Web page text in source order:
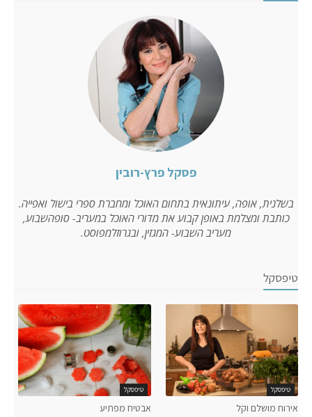
פסקל פרץ-רובין
בשלנית, אופה, עיתונאית בתחום האוכל ומחברת ספרי בישול ואפייה.
כותבת ומצלמת באופן קבוע את מדורי האוכל במעריב- סופהשבוע,
מעריב השבוע- המגזין, ובגרוזלמפוסט.
טיפסקל
טיפסקל
אירוח מושלם וקל
טיפסקל
אבטיח מפתיע